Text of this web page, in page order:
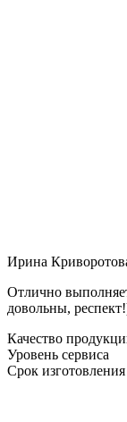
Ирина
Отлично
довольны,
Качество
Уровень сервиса
Срок изготовления